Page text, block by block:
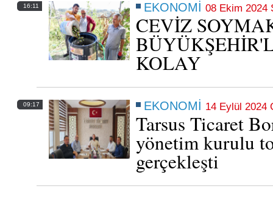
Tarsus’ta esnafa 387 milyon 418 bin kredi
07 Aralık 2025 Pazar 21:28
EKONOMİ 08 Ekim 2024
CEVİZ
KOLAY
16:11
EKONOMİ 14 Eylül 2024
Tarsus Ticaret
yönetim kurulu
gerçekleşti
09:17